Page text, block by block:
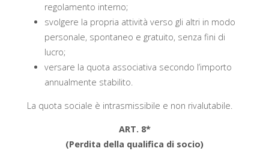
regolamento interno;
svolgere la propria attività verso gli altri in modo
personale, spontaneo e gratuito, senza fini di
lucro;
versare la quota associativa secondo l’importo
annualmente stabilito.
La quota sociale è intrasmissibile e non rivalutabile.
ART. 8*
(Perdita della qualifica di socio)